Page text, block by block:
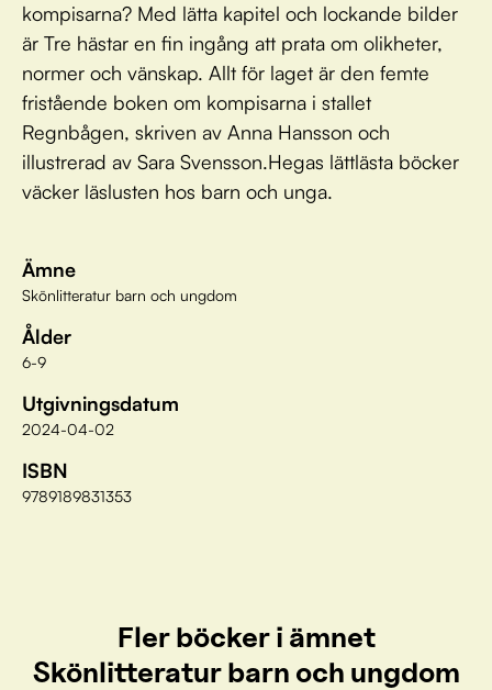
kompisarna? Med lätta kapitel och lockande bilder
är Tre hästar en fin ingång att prata om olikheter,
normer och vänskap. Allt för laget är den femte
fristående boken om kompisarna i stallet
Regnbågen, skriven av Anna Hansson och
illustrerad av Sara Svensson.Hegas lättlästa böcker
väcker läslusten hos barn och unga.
Ämne
Skönlitteratur barn och ungdom
Ålder
6-9
Utgivningsdatum
2024-04-02
ISBN
9789189831353
Fler böcker i ämnet
Skönlitteratur barn och ungdom